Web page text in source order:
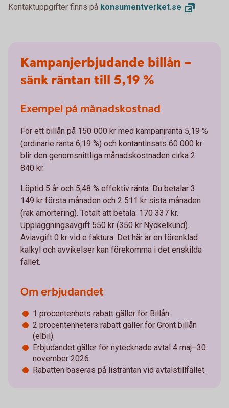
Kontaktuppgifter finns på konsumentverket.se
Kampanjerbjudande billån –
sänk räntan till 5,19 %
Exempel på månadskostnad
För ett billån på 150 000 kr med kampanjränta 5,19 %
(ordinarie ränta 6,19 %) och kontantinsats 60 000 kr
blir den genomsnittliga månadskostnaden cirka 2
840 kr.
Löptid 5 år och 5,48 % effektiv ränta. Du betalar 3
149 kr första månaden och 2 511 kr sista månaden
(rak amortering). Totalt att betala: 170 337 kr.
Uppläggningsavgift 550 kr (350 kr Nyckelkund).
Aviavgift 0 kr vid e faktura. Det här är en förenklad
kalkyl och avvikelser kan förekomma i det enskilda
fallet.
Om erbjudandet
1 procentenhets rabatt gäller för Billån.
2 procentenheters rabatt gäller för Grönt billån
(elbil).
Erbjudandet gäller för nytecknade avtal 4 maj–30
november 2026.
Rabatten baseras på listräntan vid avtalstillfället.